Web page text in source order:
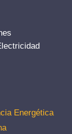
Energética